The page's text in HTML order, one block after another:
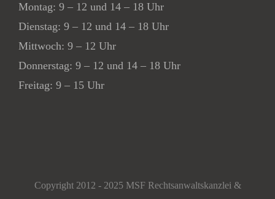
Montag: 9 – 12 und 14 – 18 Uhr
Dienstag: 9 – 12 und 14 – 18 Uhr
Mittwoch: 9 – 12 Uhr
Donnerstag: 9 – 12 und 14 – 18 Uhr
Freitag: 9 – 15 Uhr
Copyright 2012 - 2025 MSF Rechtsanwaltskanzlei &